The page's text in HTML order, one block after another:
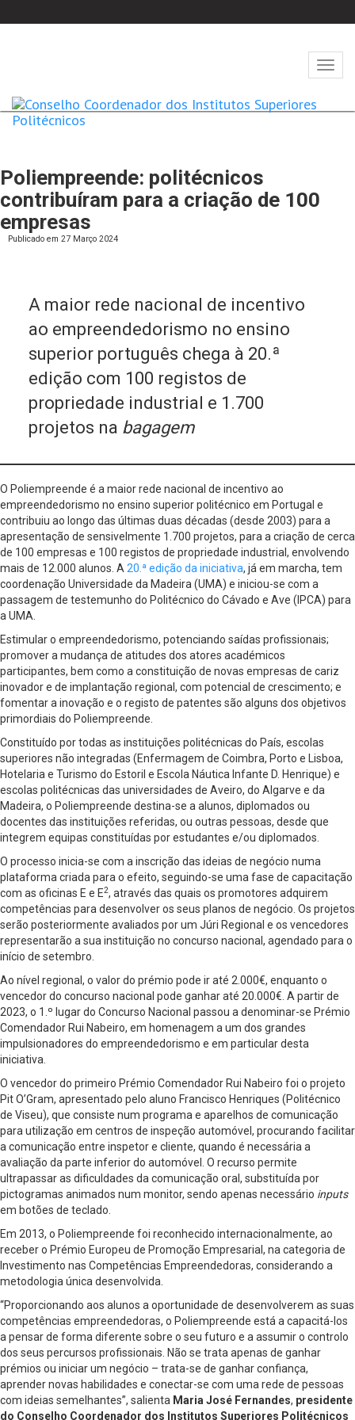
Abrir
Poliempreende: politécnicos
contribuíram para a criação de 100
empresas
Publicado em 27 Março 2024
A maior rede nacional de incentivo
ao empreendedorismo no ensino
superior português chega à 20.ª
edição com 100 registos de
propriedade industrial e 1.700
projetos na bagagem
O Poliempreende é a maior rede nacional de incentivo ao
empreendedorismo no ensino superior politécnico em Portugal e
contribuiu ao longo das últimas duas décadas (desde 2003) para a
apresentação de sensivelmente 1.700 projetos, para a criação de cerca
de 100 empresas e 100 registos de propriedade industrial, envolvendo
mais de 12.000 alunos. A 20.ª edição da iniciativa, já em marcha, tem
coordenação Universidade da Madeira (UMA) e iniciou-se com a
passagem de testemunho do Politécnico do Cávado e Ave (IPCA) para
a UMA.
Estimular o empreendedorismo, potenciando saídas profissionais;
promover a mudança de atitudes dos atores académicos
participantes, bem como a constituição de novas empresas de cariz
inovador e de implantação regional, com potencial de crescimento; e
fomentar a inovação e o registo de patentes são alguns dos objetivos
primordiais do Poliempreende.
Constituído por todas as instituições politécnicas do País, escolas
superiores não integradas (Enfermagem de Coimbra, Porto e Lisboa,
Hotelaria e Turismo do Estoril e Escola Náutica Infante D. Henrique) e
escolas politécnicas das universidades de Aveiro, do Algarve e da
Madeira, o Poliempreende destina-se a alunos, diplomados ou
docentes das instituições referidas, ou outras pessoas, desde que
integrem equipas constituídas por estudantes e/ou diplomados.
O processo inicia-se com a inscrição das ideias de negócio numa
plataforma criada para o efeito, seguindo-se uma fase de capacitação
com as oficinas E e E2, através das quais os promotores adquirem
competências para desenvolver os seus planos de negócio. Os projetos
serão posteriormente avaliados por um Júri Regional e os vencedores
representarão a sua instituição no concurso nacional, agendado para o
início de setembro.
Ao nível regional, o valor do prémio pode ir até 2.000€, enquanto o
vencedor do concurso nacional pode ganhar até 20.000€. A partir de
2023, o 1.º lugar do Concurso Nacional passou a denominar-se Prémio
Comendador Rui Nabeiro, em homenagem a um dos grandes
impulsionadores do empreendedorismo e em particular desta
iniciativa.
O vencedor do primeiro Prémio Comendador Rui Nabeiro foi o projeto
Pit O’Gram, apresentado pelo aluno Francisco Henriques (Politécnico
de Viseu), que consiste num programa e aparelhos de comunicação
para utilização em centros de inspeção automóvel, procurando facilitar
a comunicação entre inspetor e cliente, quando é necessária a
avaliação da parte inferior do automóvel. O recurso permite
ultrapassar as dificuldades da comunicação oral, substituída por
pictogramas animados num monitor, sendo apenas necessário inputs
em botões de teclado.
Em 2013, o Poliempreende foi reconhecido internacionalmente, ao
receber o Prémio Europeu de Promoção Empresarial, na categoria de
Investimento nas Competências Empreendedoras, considerando a
metodologia única desenvolvida.
“Proporcionando aos alunos a oportunidade de desenvolverem as suas
competências empreendedoras, o Poliempreende está a capacitá-los
a pensar de forma diferente sobre o seu futuro e a assumir o controlo
dos seus percursos profissionais. Não se trata apenas de ganhar
prémios ou iniciar um negócio – trata-se de ganhar confiança,
aprender novas habilidades e conectar-se com uma rede de pessoas
com ideias semelhantes”, salienta Maria José Fernandes, presidente
do Conselho Coordenador dos Institutos Superiores Politécnicos